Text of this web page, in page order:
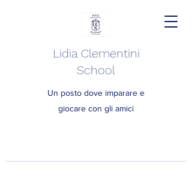
Lidia Clementini
School
Un posto dove imparare e
giocare con gli amici